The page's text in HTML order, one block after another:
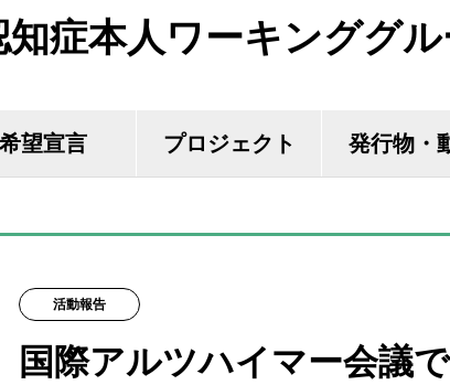
知症本人ワーキンググ
希望宣言 プロジェクト 発行物・
活動報告
国際アルツハイマー会議